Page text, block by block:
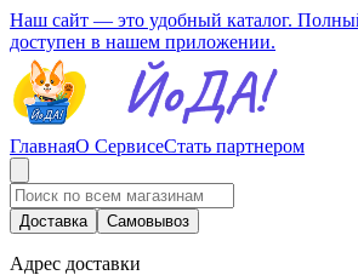
Наш сайт — это удобный каталог.
доступен в нашем приложении.
ГлавнаяО СервисеСтать партнером
Доставка Самовывоз
Адрес доставки